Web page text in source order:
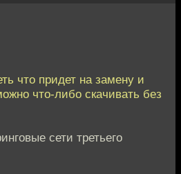
что придет на замену и
что-либо скачивать без
сети третьего